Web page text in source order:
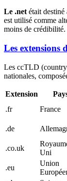
Le .net était
est utilisé comme
moins de crédibilité.
Les extensions
Les ccTLD
nationales,
Extension
.fr
France
.de
.co.uk
Uni
.eu
Union